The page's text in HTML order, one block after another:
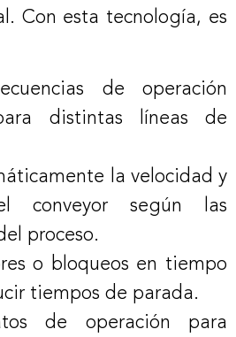
Con esta tecnología, es
de operación
distintas líneas de
la velocidad y
conveyor según las
proceso.
o bloqueos en tiempo
tiempos de parada.
de operación para